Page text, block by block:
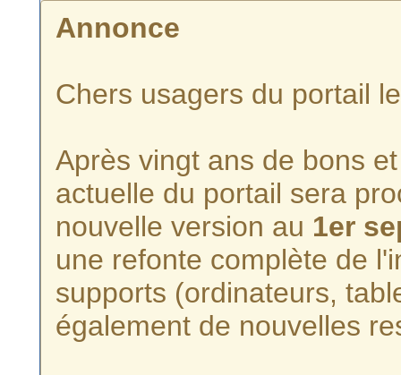
Annonce
Chers usagers du portail
Après vingt ans de bons
actuelle du portail sera
nouvelle version au 1er
une refonte complète de
supports (ordinateurs,
également de nouvelles